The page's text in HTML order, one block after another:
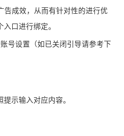
告成效，从而有针对性的进行优
口进行绑定。
号设置（如已关闭引导请参考下
示输入对应内容。